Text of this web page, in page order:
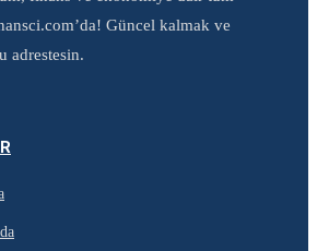
Güncel kalmak ve
adrestesin.